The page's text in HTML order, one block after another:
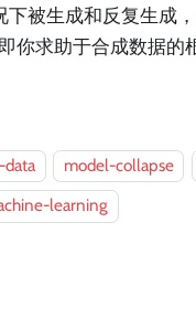
下被生成和反复生成
你求助于合成数据的
data model-collapse
learning